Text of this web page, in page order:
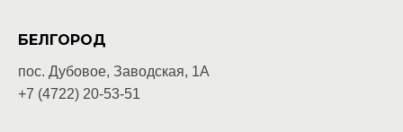
БЕЛГОРОД
пос. Дубовое, Заводская, 1А
+7 (4722) 20-53-51